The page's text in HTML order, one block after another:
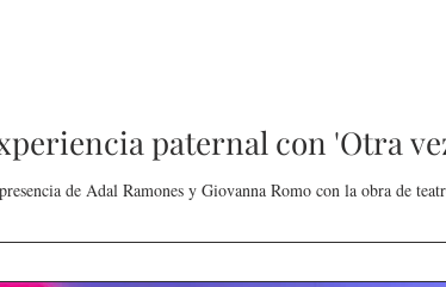
paternal con 'Otra
de Adal Ramones y Giovanna Romo con la obra de